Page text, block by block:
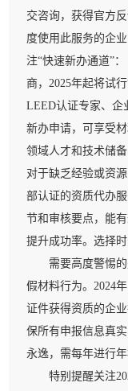
交咨询，获得官方
度使用此服务的企
注“快速新办通道”
商，2025年起将试
LEED认证专家、企
新办申请，可享受
领域人才和技术储
对于缺乏经验或资
部认证的资质代办
节和审核要点，能
提升成功率。选择
需要高度警惕的
假材料行为。2024
证件获得资质的企
保所有申报信息真
永逸，需每年进行
特别提醒关注